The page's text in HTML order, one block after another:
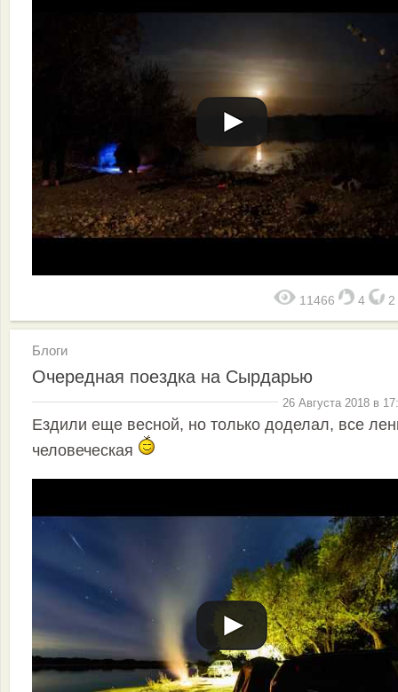
11466 4 2
Блоги
Очередная поездка на Сырдарью
26 Августа 2018 в
Ездили еще весной, но только доделал, все
человеческая